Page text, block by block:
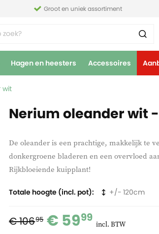
Groot en uniek assortiment
Hagen en heesters Accessoires
wit
Nerium oleander wit
De oleander is een prachtige, makkelijk te
donkergroene bladeren en een overvloed
Rijkbloeiende kuipplant!
Totale hoogte (incl. pot) 120
€ 10695 € 5999 incl. BTW